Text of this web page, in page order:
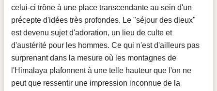
celui-ci trône à une place transcendante au sein d'un
précepte d'idées très profondes. Le "séjour des dieux"
est devenu sujet d'adoration, un lieu de culte et
d'austérité pour les hommes. Ce qui n'est d'ailleurs pas
surprenant dans la mesure où les montagnes de
l'Himalaya plafonnent à une telle hauteur que l'on ne
peut que ressentir une impression inconnue de la